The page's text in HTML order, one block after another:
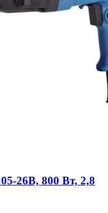
26B, 800 Вт, 2,8